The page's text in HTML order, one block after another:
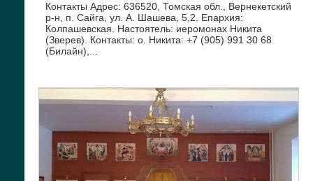
Контакты Адрес: 636520, Томская обл., Вернекетский
р-н, п. Сайга, ул. А. Шашева, 5,2. Епархия:
Колпашевская. Настоятель: иеромонах Никита
(Зверев). Контакты: о. Никита: +7 (905) 991 30 68
(Билайн),...